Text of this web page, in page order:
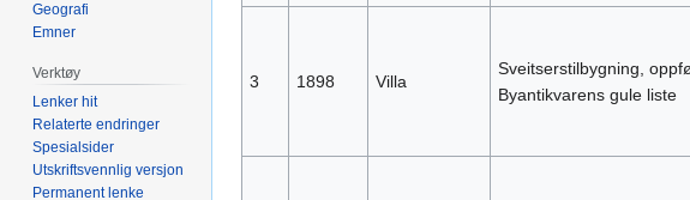
3 1898 Villa
Sveitserstilbygning,
Byantikvarens gule liste
Geografi
Emner
Verktøy
Lenker hit
Relaterte endringer
Spesialsider
Utskriftsvennlig versjon
Permanent lenke